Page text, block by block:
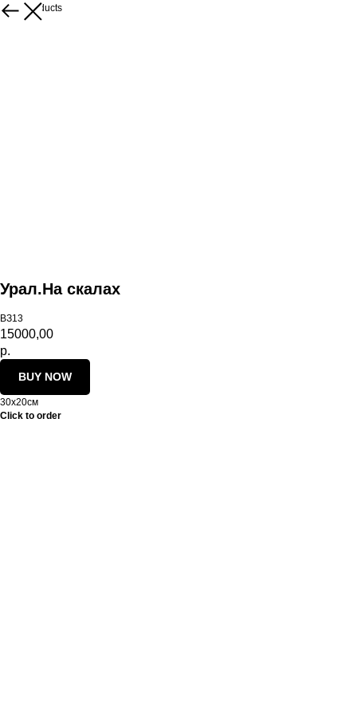
More products
Урал.На скалах
ВЗ13
15000,00
р.
BUY NOW
30х20см
Click to order